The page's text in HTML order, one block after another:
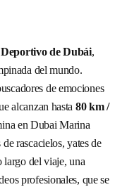
de Dubái,
del mundo.
de emociones
alcanzan hasta 80 km /
en Dubai Marina
rascacielos, yates de
largo del viaje, una
profesionales, que se